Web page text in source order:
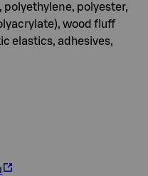
polyethylene, polyester,
wood fluff
elastics, adhesives,